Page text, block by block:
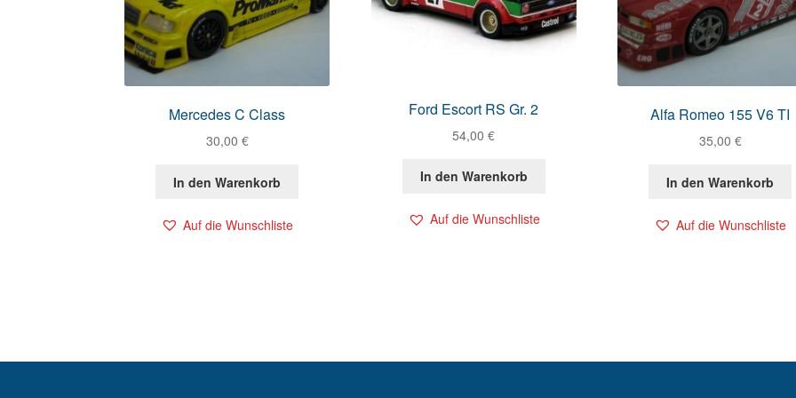
Mercedes C Class
30,00 €
In den Warenkorb
Auf die Wunschliste
Ford Escort RS Gr. 2
54,00€
In den Warenkorb
Auf die Wunschliste
Alfa Romeo 155 V6 TI
35,00 €
In den Warenkorb
Auf die Wunschliste